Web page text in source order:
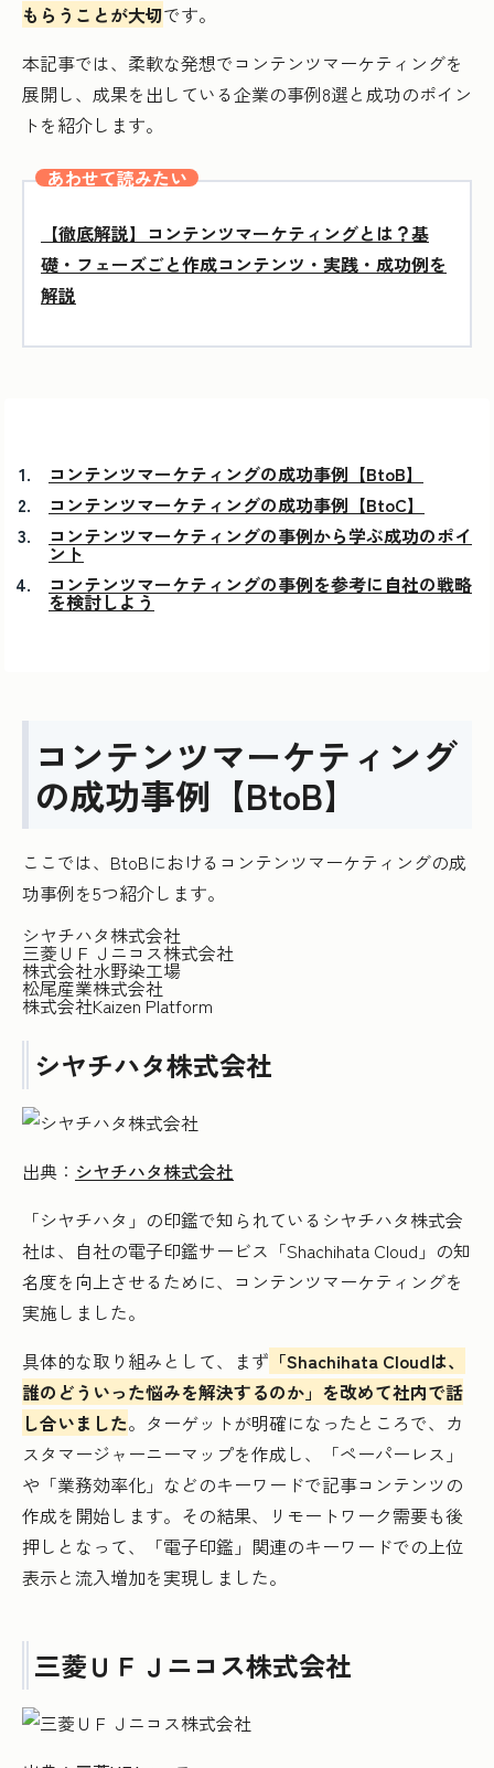
もらうことが大切です。
本記事では、柔軟な発想でコンテンツマーケティングを
展開し、成果を出している企業の事例8選と成功のポイン
トを紹介します。
あわせて読みたい
【徹底解説】コンテンツマーケティングとは？基
礎・フェーズごと作成コンテンツ・実践・成功例を
解説
コンテンツマーケティングの成功事例【BtoB】
コンテンツマーケティングの成功事例【BtoC】
コンテンツマーケティングの事例から学ぶ成功のポイ
ント
コンテンツマーケティングの事例を参考に自社の戦略
を検討しよう
コンテンツマーケティング
の成功事例【BtoB】
ここでは、BtoBにおけるコンテンツマーケティングの成
功事例を5つ紹介します。
シヤチハタ株式会社
三菱ＵＦＪニコス株式会社
株式会社水野染工場
松尾産業株式会社
株式会社Kaizen Platform
シヤチハタ株式会社
出典： シヤチハタ株式会社
「シヤチハタ」の印鑑で知られているシヤチハタ株式会
社は、自社の電子印鑑サービス「Shachihata Cloud」の知
名度を向上させるために、コンテンツマーケティングを
実施しました。
具体的な取り組みとして、まず 「Shachihata Cloudは、
誰のどういった悩みを解決するのか」を改めて社内で話
し合いました。ターゲットが明確になったところで、カ
スタマージャーニーマップを作成し、「ペーパーレス」
や「業務効率化」などのキーワードで記事コンテンツの
作成を開始します。その結果、リモートワーク需要も後
押しとなって、「電子印鑑」関連のキーワードでの上位
表示と流入増加を実現しました。
三菱ＵＦＪニコス株式会社